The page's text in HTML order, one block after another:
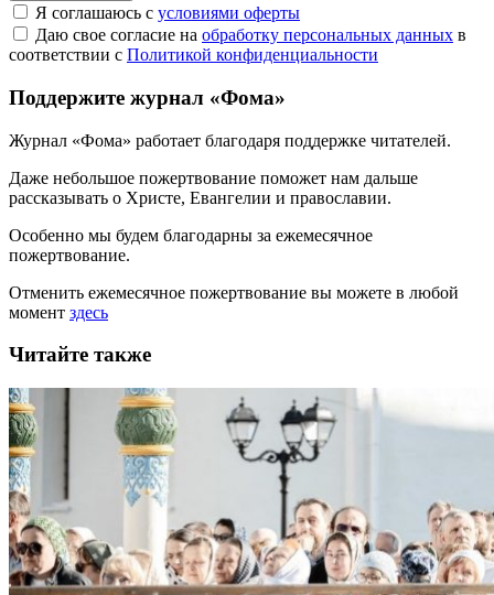
Я соглашаюсь с условиями оферты
Даю свое согласие на обработку персональных данных в
соответствии с Политикой конфиденциальности
Поддержите журнал «Фома»
Журнал «Фома» работает благодаря поддержке читателей.
Даже небольшое пожертвование поможет нам дальше
рассказывать о Христе, Евангелии и православии.
Особенно мы будем благодарны за ежемесячное
пожертвование.
Отменить ежемесячное пожертвование вы можете в любой
момент здесь
Читайте также